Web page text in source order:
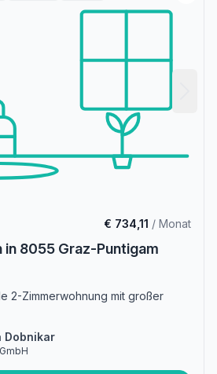
€ 734,11 / Monat
in 8055 Graz-Puntigam
2-Zimmerwohnung mit großer
Dobnikar